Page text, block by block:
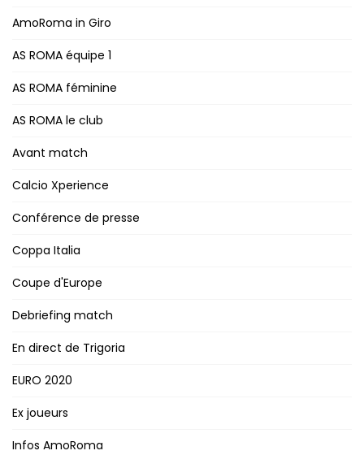
AmoRoma in Giro
AS ROMA équipe 1
AS ROMA féminine
AS ROMA le club
Avant match
Calcio Xperience
Conférence de presse
Coppa Italia
Coupe d'Europe
Debriefing match
En direct de Trigoria
EURO 2020
Ex joueurs
Infos AmoRoma